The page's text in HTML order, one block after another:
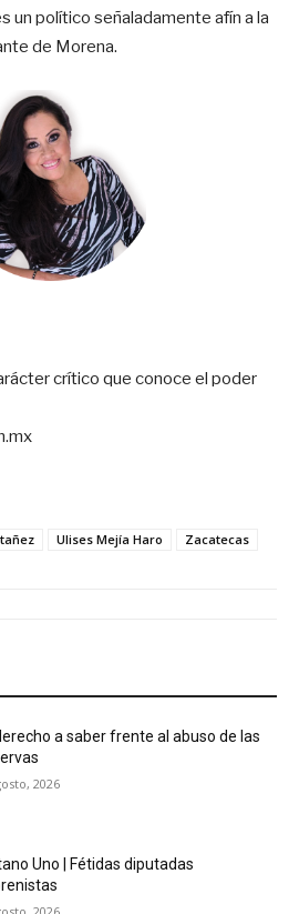
un político señaladamente afín a la
de Morena.
crítico que conoce el poder
Ulises Mejía Haro Zacatecas
a saber frente al abuso de las
2026
Uno | Fétidas diputadas